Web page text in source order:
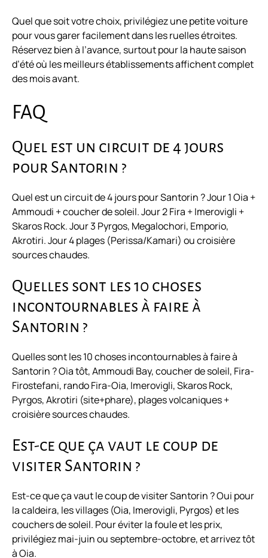
Quel que soit votre choix, privilégiez une petite voiture
pour vous garer facilement dans les ruelles étroites.
Réservez bien à l’avance, surtout pour la haute saison
d’été où les meilleurs établissements affichent complet
des mois avant.
FAQ
Quel est un circuit de 4 jours
pour Santorin ?
Quel est un circuit de 4 jours pour Santorin ? Jour 1 Oia +
Ammoudi + coucher de soleil. Jour 2 Fira + Imerovigli +
Skaros Rock. Jour 3 Pyrgos, Megalochori, Emporio,
Akrotiri. Jour 4 plages (Perissa/Kamari) ou croisière
sources chaudes.
Quelles sont les 10 choses
incontournables à faire à
Santorin ?
Quelles sont les 10 choses incontournables à faire à
Santorin ? Oia tôt, Ammoudi Bay, coucher de soleil, Fira-
Firostefani, rando Fira-Oia, Imerovigli, Skaros Rock,
Pyrgos, Akrotiri (site+phare), plages volcaniques +
croisière sources chaudes.
Est-ce que ça vaut le coup de
visiter Santorin ?
Est-ce que ça vaut le coup de visiter Santorin ? Oui pour
la caldeira, les villages (Oia, Imerovigli, Pyrgos) et les
couchers de soleil. Pour éviter la foule et les prix,
privilégiez mai-juin ou septembre-octobre, et arrivez tôt
à Oia.